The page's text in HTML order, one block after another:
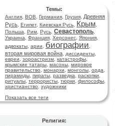
Темы:
Англия ВОВ Германия Грузия
Древняя
Русь Египет, Киевская Русь Крым
Польша
Рим Русь Севастополь
Украина
Франция Херсонес Япония
адвокаты арии биографии
вторая мировая война диссиденты
евреи
зороастризм катастрофы
крымские татары масоны мировое
правительство
монархи монголы орда
пирамиды пираты разведка раскопки
ритуалы террористы тюрки философы
христианство
художники
Показать все теги
Религия: